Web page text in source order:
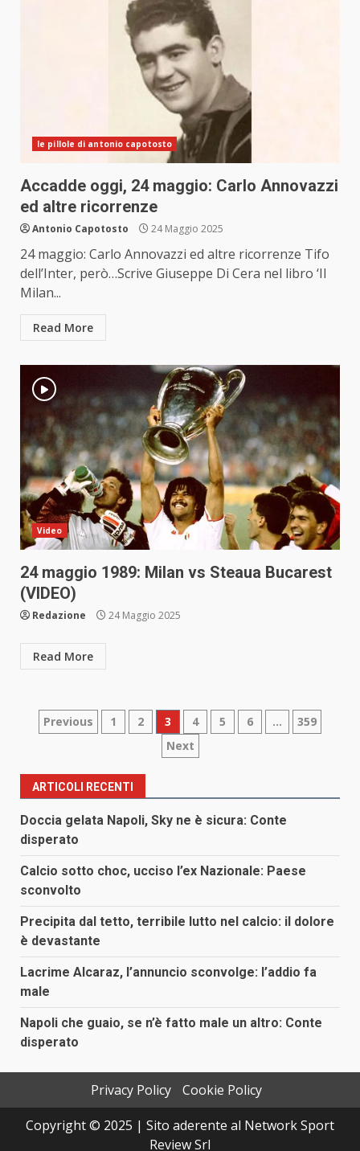
le pillole di antonio capotosto
Accadde oggi, 24 maggio: Carlo Annovazzi
ed altre ricorrenze
Antonio Capotosto 24 Maggio 2025
24 maggio: Carlo Annovazzi ed altre ricorrenze Tifo
dell’Inter, però…Scrive Giuseppe Di Cera nel libro ‘Il
Milan...
Read More
Video
24 maggio 1989: Milan vs Steaua Bucarest
(VIDEO)
Redazione 24 Maggio 2025
Read More
Paginazione
articoli
Previous 1 2 3 4 5 6 …
359
Next
ARTICOLI RECENTI
Doccia gelata Napoli, Sky ne è sicura: Conte
disperato
Calcio sotto choc, ucciso l’ex Nazionale: Paese
sconvolto
Precipita dal tetto, terribile lutto nel calcio: il dolore
è devastante
Lacrime Alcaraz, l’annuncio sconvolge: l’addio fa
male
Napoli che guaio, se n’è fatto male un altro: Conte
disperato
Privacy Policy
Cookie Policy
Copyright © 2025 | Sito aderente al Network Sport
Review Srl